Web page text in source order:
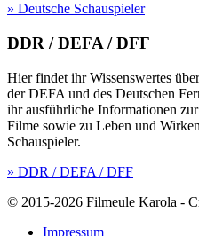
» Deutsche Schauspieler
DDR / DEFA / DFF
Hier findet ihr Wissenswertes
der DEFA und des Deutschen
ihr ausführliche Informationen
Filme sowie zu Leben und
Schauspieler.
» DDR / DEFA / DFF
© 2015-2026 Filmeule Karola -
Impressum